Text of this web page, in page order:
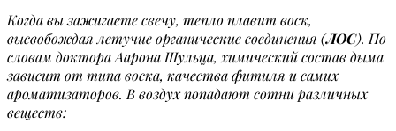
Когда вы зажигаете свечу, тепло плавит воск,
высвобождая летучие органические соединения (ЛОС). По
словам доктора Аарона Шульца, химический состав дыма
зависит от типа воска, качества фитиля и самих
ароматизаторов. В воздух попадают сотни различных
веществ: